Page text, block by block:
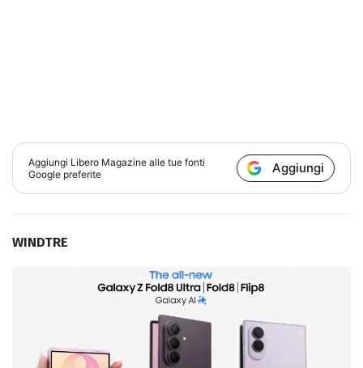
Aggiungi Libero Magazine alle tue fonti
Google preferite
Aggiungi
WINDTRE